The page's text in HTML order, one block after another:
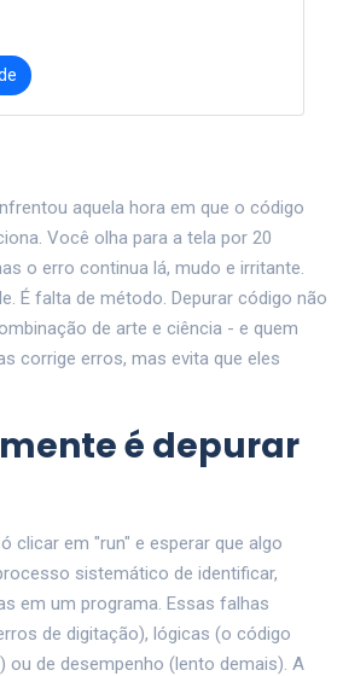
aquela hora em que o código
Você olha para a tela por 20
o erro continua lá, mudo e irritante.
É falta de método. Depurar código não
de arte e ciência - e quem
corrige erros, mas evita que eles
é depurar
clicar em "run" e esperar que algo
sistemático de identificar,
em um programa. Essas falhas
de digitação), lógicas (o código
ou de desempenho (lento demais). A